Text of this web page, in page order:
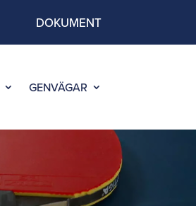
DOKUMENT
GENVÄGAR